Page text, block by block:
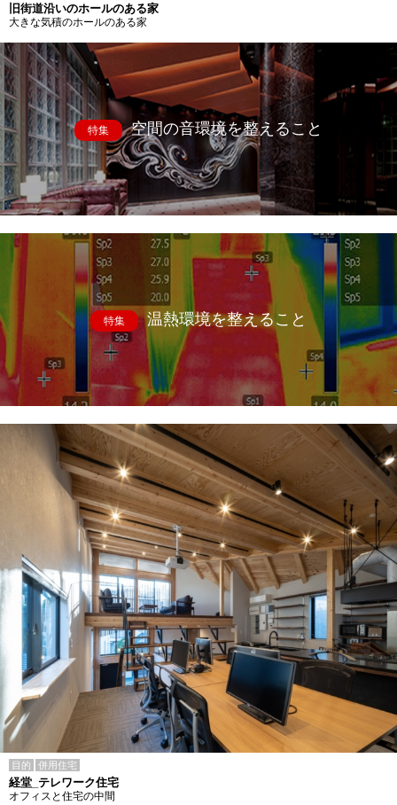
旧街道沿いのホールのある家
大きな気積のホールのある家
特集 空間の音環境を整えること
特集 温熱環境を整えること
目的 併用住宅
経堂_テレワーク住宅
オフィスと住宅の中間